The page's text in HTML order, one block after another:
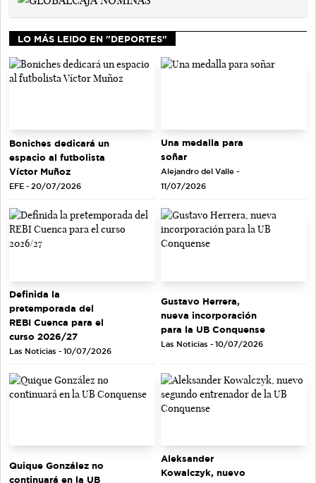
LO MÁS LEIDO EN "DEPORTES"
Boniches dedicará un
espacio al futbolista
Víctor Muñoz
EFE - 20/07/2026
Una medalla para
soñar
Alejandro del Valle -
11/07/2026
Definida la
pretemporada del
REBI Cuenca para el
curso 2026/27
Las Noticias - 10/07/2026
Gustavo Herrera,
nueva incorporación
para la UB Conquense
Las Noticias - 10/07/2026
Quique González no
continuará en la UB
Aleksander
Kowalczyk, nuevo